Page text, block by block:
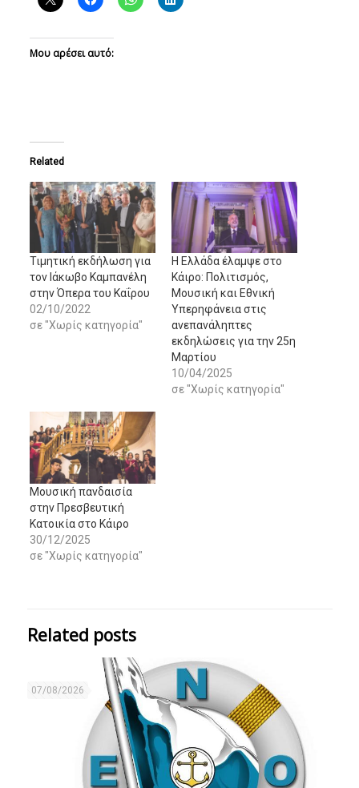
Μου αρέσει αυτό:
Related
Τιμητική εκδήλωση για
τον Ιάκωβο Καμπανέλη
στην Όπερα του Καΐρου
02/10/2022
σε "Χωρίς κατηγορία"
Η Ελλάδα έλαμψε στο
Κάιρο: Πολιτισμός,
Μουσική και Εθνική
Υπερηφάνεια στις
ανεπανάληπτες
εκδηλώσεις για την 25η
Μαρτίου
10/04/2025
σε "Χωρίς κατηγορία"
Μουσική πανδαισία
στην Πρεσβευτική
Κατοικία στο Κάιρο
30/12/2025
σε "Χωρίς κατηγορία"
Related posts
07/08/2026